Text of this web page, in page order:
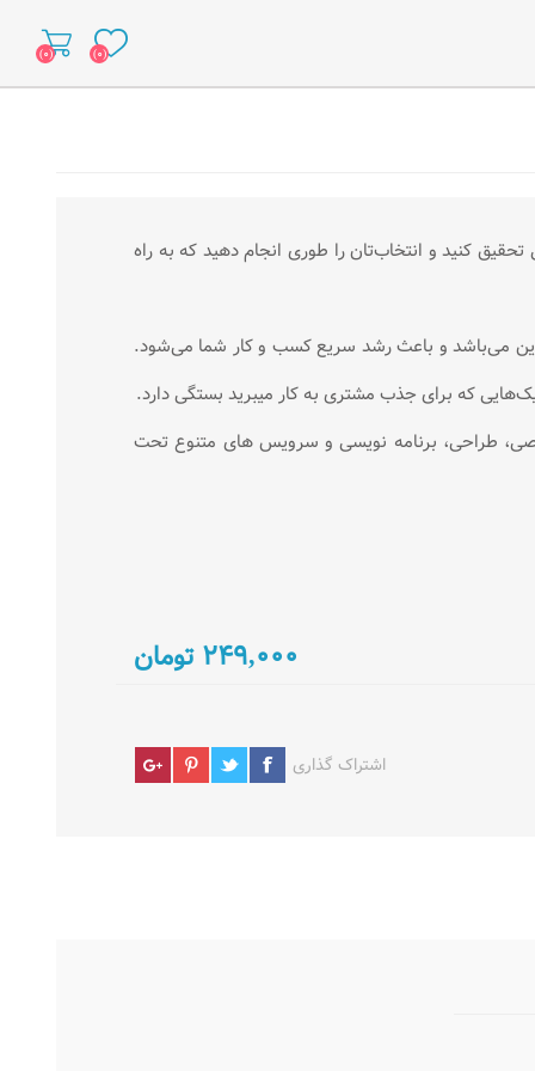
(۰) (۰)
کنید و انتخاب‌تان را طوری انجام دهید که به راه
می‌باشد و باعث رشد سریع کسب و کار شما می‌شود.
که برای جذب مشتری به کار میبرید بستگی دارد.
طراحی، برنامه نویسی و سرویس های متنوع تحت
۲۴۹,۰۰۰ تومان
اشتراک گذاری